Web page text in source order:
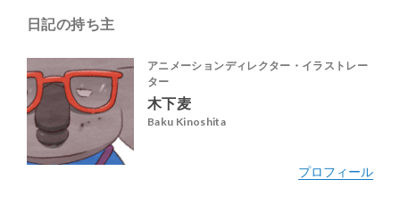
日記の持ち主
アニメーションディレクター・イラストレー
ター
木下麦
Baku Kinoshita